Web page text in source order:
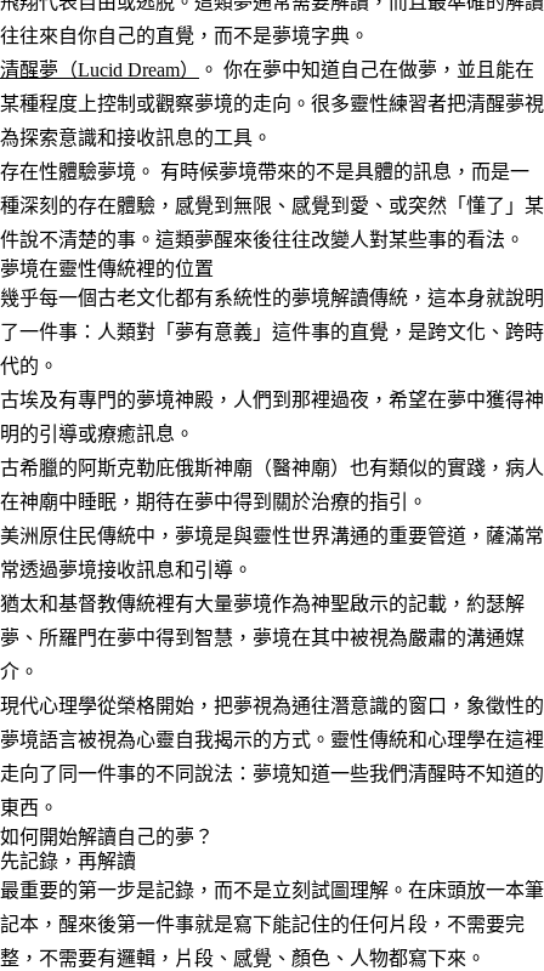
往往來自你自己的直覺，而不是夢境字典。
清醒夢（Lucid Dream）
。 你在夢中知道自己在做夢，並且能在
某種程度上控制或觀察夢境的走向。很多靈性練習者把清醒夢視
為探索意識和接收訊息的工具。
存在性體驗夢境。 有時候夢境帶來的不是具體的訊息，而是一
種深刻的存在體驗，感覺到無限、感覺到愛、或突然「懂了」某
件說不清楚的事。這類夢醒來後往往改變人對某些事的看法。
夢境在靈性傳統裡的位置
幾乎每一個古老文化都有系統性的夢境解讀傳統，這本身就說明
了一件事：人類對「夢有意義」這件事的直覺，是跨文化、跨時
代的。
古埃及有專門的夢境神殿，人們到那裡過夜，希望在夢中獲得神
明的引導或療癒訊息。
古希臘的阿斯克勒庇俄斯神廟（醫神廟）也有類似的實踐，病人
在神廟中睡眠，期待在夢中得到關於治療的指引。
美洲原住民傳統中，夢境是與靈性世界溝通的重要管道，薩滿常
常透過夢境接收訊息和引導。
猶太和基督教傳統裡有大量夢境作為神聖啟示的記載，約瑟解
夢、所羅門在夢中得到智慧，夢境在其中被視為嚴肅的溝通媒
介。
現代心理學從榮格開始，把夢視為通往潛意識的窗口，象徵性的
夢境語言被視為心靈自我揭示的方式。靈性傳統和心理學在這裡
走向了同一件事的不同說法：夢境知道一些我們清醒時不知道的
東西。
如何開始解讀自己的夢？
先記錄，再解讀
最重要的第一步是記錄，而不是立刻試圖理解。在床頭放一本筆
記本，醒來後第一件事就是寫下能記住的任何片段，不需要完
整，不需要有邏輯，片段、感覺、顏色、人物都寫下來。